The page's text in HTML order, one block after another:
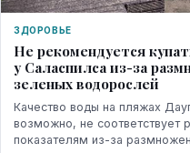
ЗДОРОВЬЕ
Не рекомендуется
у Саласпилса из-за
зеленых водорослей
Качество воды на пляжах
возможно, не
показателям из-за